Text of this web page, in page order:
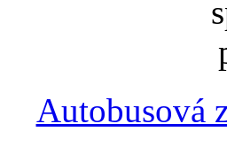
Autobusová